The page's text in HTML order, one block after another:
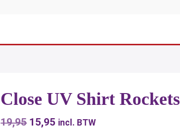
Close UV Shirt Rockets
19,95 Oorspronkelijke
15,95 Huidige
incl. BTW